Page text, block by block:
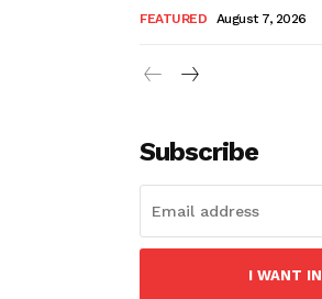
FEATURED August 7, 2026
Subscribe
I WANT IN